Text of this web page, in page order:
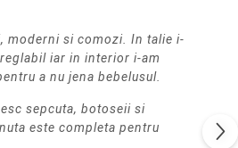
moderni si comozi. In talie i-
iar in interior i-am
a nu jena bebelusul.
sepcuta, botoseii si
este completa pentru